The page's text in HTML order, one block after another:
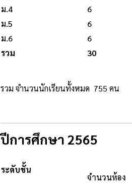
ม.4
6
ม.5
6
ม.6
6
รวม
30
รวม จำนวนนักเรียนทั้งหมด 755 คน
ปีการศึกษา 2565
ระดับชั้น
จำนวนห้อง